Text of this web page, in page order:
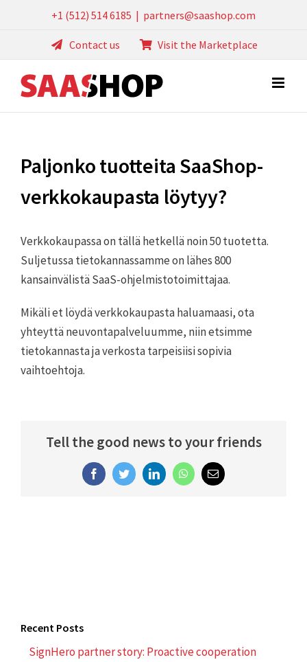
+1 (512) 514 6185 | partners@saashop.com
Contact us Visit the Marketplace
Paljonko tuotteita SaaShop-
verkkokaupasta löytyy?
Verkkokaupassa on tällä hetkellä noin 50 tuotetta.
Suljetussa tietokannassamme on lähes 800
kansainvälistä SaaS-ohjelmistotoimittajaa.
Mikäli et löydä verkkokaupasta haluamaasi, ota
yhteyttä neuvontapalveluumme, niin etsimme
tietokannasta ja verkosta tarpeisiisi sopivia
vaihtoehtoja.
Tell the good news to your friends
FacebookTwitterLinkedInWhatsAppEmail
Recent Posts
SignHero partner story: Proactive cooperation